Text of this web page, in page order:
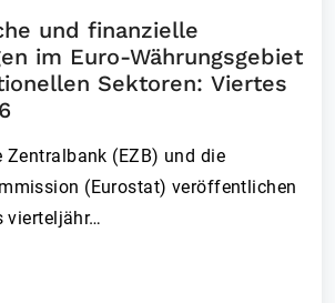
und finanzielle
im Euro-Währungsgebiet
Sektoren: Viertes
Zentralbank (EZB) und die
(Eurostat) veröffentlichen
vierteljähr…